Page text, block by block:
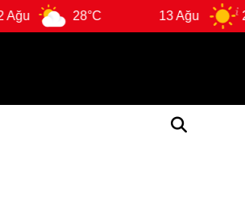
28°C 13 Ağu 29°C